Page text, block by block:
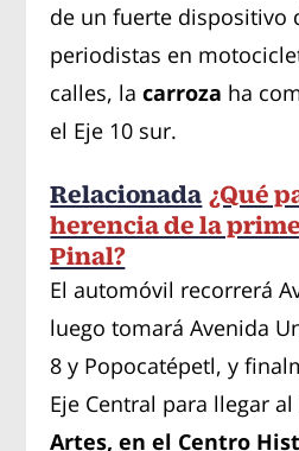
de un fuerte dispositivo
periodistas en
calles, lacarroza ha
el Eje 10 sur.
Relacionada ¿Qué
herencia de la
Pinal?
El automóvil recorrerá
luego tomará Avenida
8 y Popocatépetl, y
Eje Central para llegar al
Artes, en el Centro